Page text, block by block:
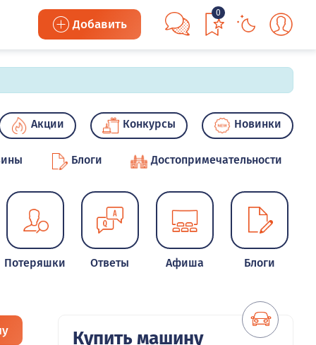
Добавить
0
Акции Конкурсы Новинки
Блоги Достопримечательности
Потеряшки Ответы Афиша Блоги
Купить машину